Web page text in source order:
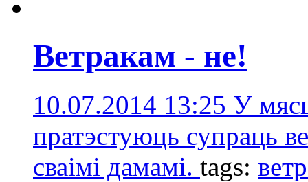
Ветракам - не!
10.07.2014 13:25 У
пратэстуюць супраць
сваімі дамамі. tags: